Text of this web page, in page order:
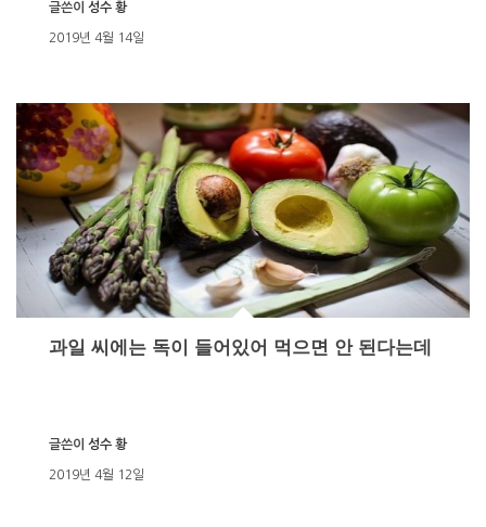
2019년 4월 14일
글쓴이 성수 황
과일 씨에는 독이 들어있어 먹으면 안 된다는데
2019년 4월 12일
글쓴이 성수 황